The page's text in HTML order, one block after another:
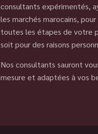
consultants expérimentés,
les marchés marocains,
toutes les étapes de votre
soit pour des raisons
Nos consultants sauront
mesure et adaptées à vos